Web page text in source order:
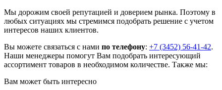
Мы дорожим своей репутацией и доверием рынка. Поэтому в
любых ситуациях мы стремимся подобрать решение с учетом
интересов наших клиентов.
Вы можете связаться с нами по телефону: +7 (3452) 56-41-42.
Наши менеджеры помогут Вам подобрать интересующий
ассортимент товаров в необходимом количестве. Также мы:
Вам может быть интересно